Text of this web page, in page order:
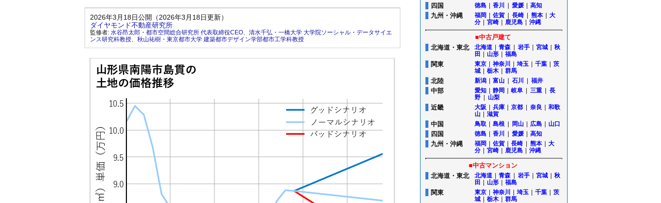
2026年3月18日公開（2026年3月18日更新）
ダイヤモンド不動産研究所
監修者: 水谷昂太郎・都市空間総合研究所 代表取締役CEO、 清水千弘・一橋大学 大学院ソーシャル・データサイエ
ンス研究科教授、 秋山祐樹・東京都市大学 建築都市デザイン学部都市工学科教授
四国 徳島 香川 愛媛 高知
九州・沖縄 福岡 佐賀 長崎 熊本
大
分
宮崎 鹿児島 沖縄
■中古戸建て
北海道・東北
北海道 青森 岩手 宮城
秋
田
山形 福島
関東 東京 神奈川 埼玉 千葉
茨
城
栃木 群馬
北陸 新潟 富山 石川 福井
中部 愛知 静岡 岐阜 三重
長
野
山梨
近畿 大阪 兵庫 京都 奈良
和歌
山
滋賀
中国 鳥取 島根 岡山 広島 山口
四国 徳島 香川 愛媛 高知
九州・沖縄 福岡 佐賀 長崎 熊本
大
分
宮崎 鹿児島 沖縄
■中古マンション
北海道・東北
北海道 青森 岩手 宮城
秋
田
山形 福島
関東 東京 神奈川 埼玉 千葉
茨
城
栃木 群馬